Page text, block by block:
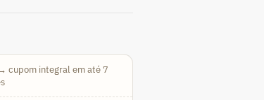
cupom integral em até 7